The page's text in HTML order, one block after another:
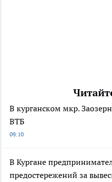
В курганском мкр.
ВТБ
09:10
В Кургане
предостережений за